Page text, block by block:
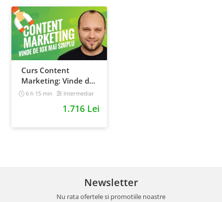
Curs Content
Marketing: Vinde de
10x mai simplu
6 h 15 min Intermediar
1.716 Lei
Newsletter
Nu rata ofertele si promotiile noastre